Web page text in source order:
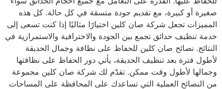
صغيرة أو كبيرة، مع تقديم جودة متسقة في كل حالة. كل هذه
المميزات تجعل شركة صان كلين اختيارًا مثاليًا إذا كنت تسعى إلى
خدمة تنظيف حدائق تجمع بين الجودة والاحترافية والاستمرارية في
النتائج. نصائح صان كلين للحفاظ على نظافة وجمال الحديقة
لأطول فترة بعد تنظيف الحديقة، يأتي دور الحفاظ على نظافتها
وجمالها لأطول وقت ممكن. تقدّم لك شركة صان كلين مجموعة
من النصائح العملية التي تساعدك على المحافظة على المساحات